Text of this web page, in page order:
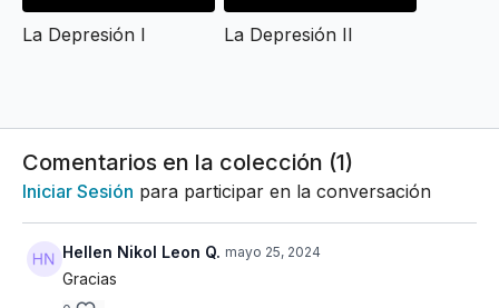
La Depresión I La Depresión II
Comentarios en la colección (1)
Iniciar Sesión para participar en la conversación
Hellen Nikol Leon Q. mayo 25, 2024
Gracias